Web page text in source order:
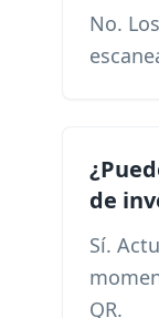
No.
de
Sí.
QR.